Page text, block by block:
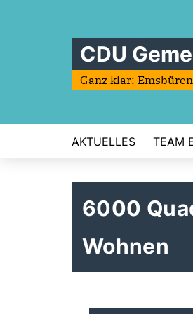
CDU
Ganz klar:
AKTUELLES TEAM
6000
Wohnen